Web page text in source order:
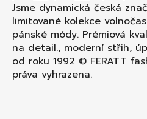
Jsme dynamická česká
limitované kolekce
pánské módy. Prémiová
na detail., moderní střih,
od roku 1992 © FERATT
práva vyhrazena.